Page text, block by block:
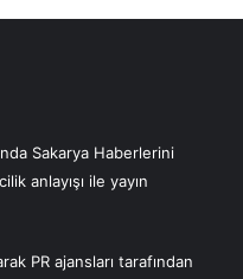
Sakarya Haberlerini
anlayışı ile yayın
PR ajansları tarafından